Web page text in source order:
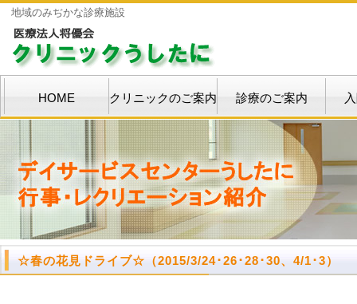
地域のみぢかな診療施設
HOME クリニックのご案内 診療のご案内
☆春の花見ドライブ☆（2015/3/24･26･28･30、4/1･3）